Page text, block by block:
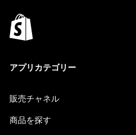
アプリカテゴリー
販売チャネル
商品を探す